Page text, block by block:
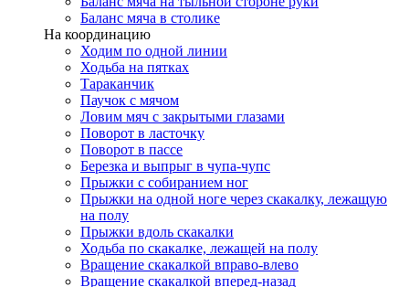
Баланс мяча в столике
На координацию
Ходим по одной линии
Ходьба на пятках
Тараканчик
Паучок с мячом
Ловим мяч с закрытыми глазами
Поворот в ласточку
Поворот в пассе
Березка и выпрыг в чупа-чупс
Прыжки с собиранием ног
Прыжки на одной ноге через скакалку, лежащую
на полу
Прыжки вдоль скакалки
Ходьба по скакалке, лежащей на полу
Вращение скакалкой вправо-влево
Вращение скакалкой вперед-назад